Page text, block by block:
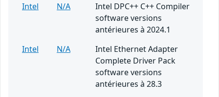
Intel
N/A
Intel DPC++ C++ Compiler
software versions
antérieures à 2024.1
Intel
N/A
Intel Ethernet Adapter
Complete Driver Pack
software versions
antérieures à 28.3